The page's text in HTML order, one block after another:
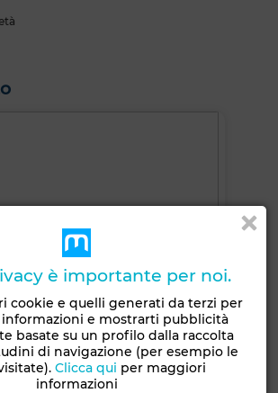
è importante per noi.
cookie e quelli generati da terzi per
e mostrarti pubblicità
basate su un profilo dalla raccolta
di navigazione (per esempio le
Clicca qui per maggiori
informazioni